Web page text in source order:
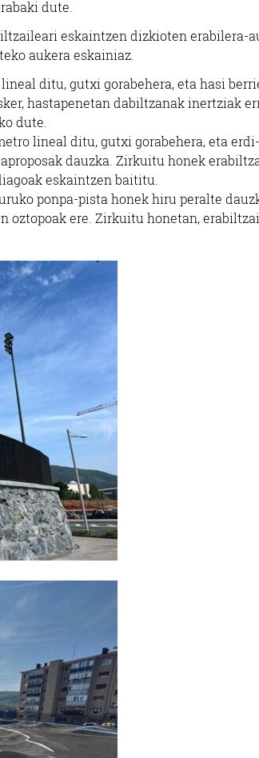
dute.
eskaintzen dizkioten erabilera-
aukera eskainiaz.
ditu, gutxi gorabehera, eta hasi
hastapenetan dabiltzanak inertziak
dute.
lineal ditu, gutxi gorabehera, eta
dauzka. Zirkuitu honek
eskaintzen baititu.
ponpa-pista honek hiru peralte
oztopoak ere. Zirkuitu honetan,
Hondarribia